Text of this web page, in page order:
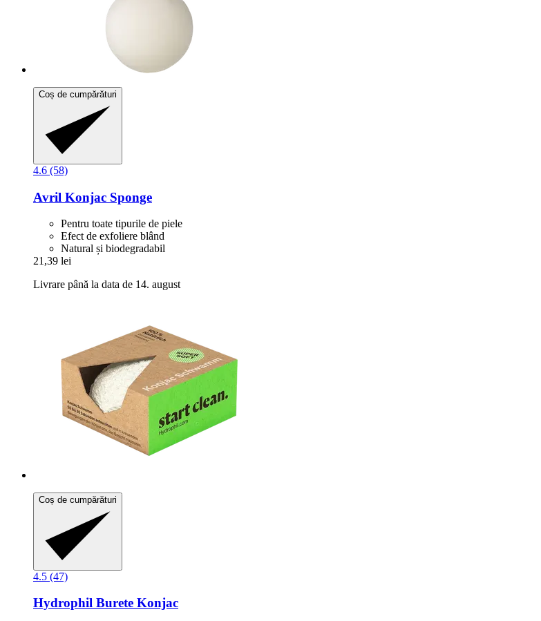
Coș de cumpărături
4.6 (58)
Avril Konjac Sponge
Pentru toate tipurile de piele
Efect de exfoliere blând
Natural și biodegradabil
21,39 lei
Livrare până la data de 14. august
Coș de cumpărături
4.5 (47)
Hydrophil Burete Konjac